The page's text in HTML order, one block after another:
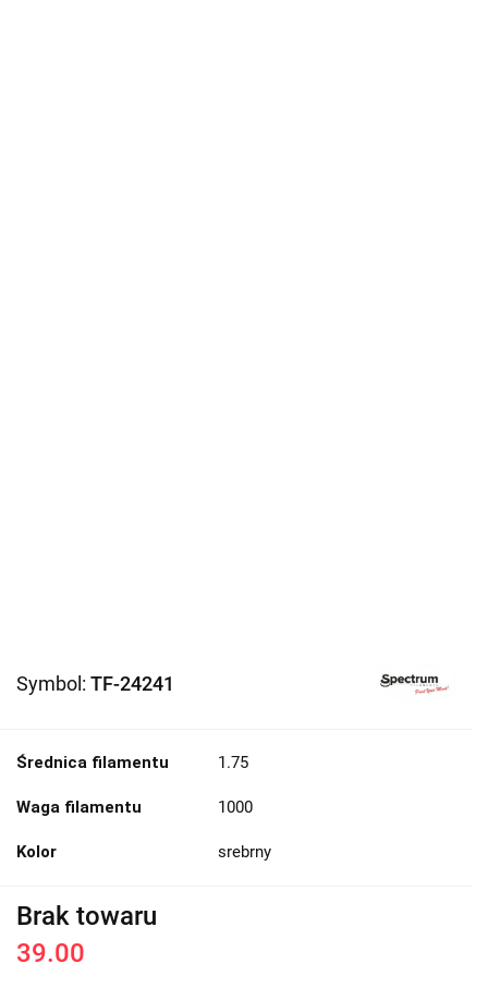
Symbol: TF-24241
Średnica filamentu 1.75
Waga filamentu 1000
Kolor srebrny
Brak towaru
39.00